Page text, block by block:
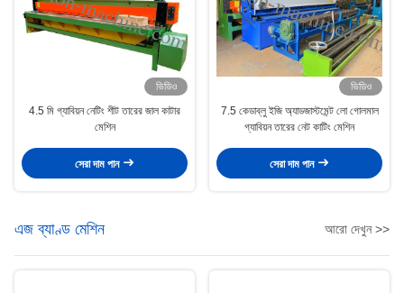
ভিডিও
4.5 মি গ্যাবিয়ন নেটিং শীট তারের জাল কাটার
মেশিন
সেরা দাম পান
ভিডিও
7.5 কেডাব্লু ইজি অ্যাডজাস্টমেন্ট লো গোলমাল
গ্যাবিয়ন তারের নেট কাটিং মেশিন
সেরা দাম পান
এজ ব্যাণ্ড মেশিন আরো দেখুন >>